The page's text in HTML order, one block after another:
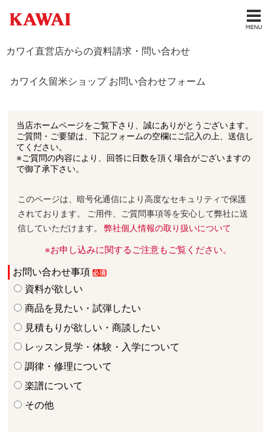
カワイ直営店からの資料請求・問い合わせ
カワイ久留米ショップ お問い合わせフォーム
当店ホームページをご覧下さり、誠にありがとうございます。
ご質問・ご要望は、下記フォームの空欄にご記入の上、送信し
てください。
※ご質問の内容により、回答に日数を頂く場合がございますの
で御了承下さい。
このページは、暗号化通信により高度なセキュリティで保護
されております。 ご用件、ご質問事項等を安心して弊社に送
信していただけます。弊社個人情報の取り扱いについて
※お申し込みに関するご注意もご覧ください。
お問い合わせ事項
資料が欲しい
商品を見たい・試弾したい
見積もりが欲しい・商談したい
レッスン見学・体験・入学について
調律・修理について
楽譜について
その他